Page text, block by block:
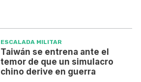
ESCALADA MILITAR
Taiwán se entrena ante el
temor de que un simulacro
chino derive en guerra